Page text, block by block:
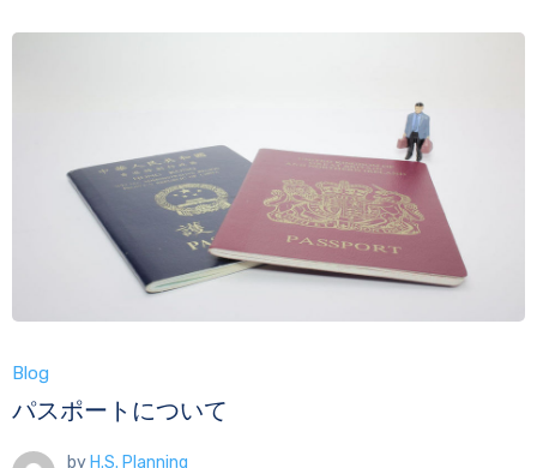
Blog
パスポートについて
by H.S. Planning